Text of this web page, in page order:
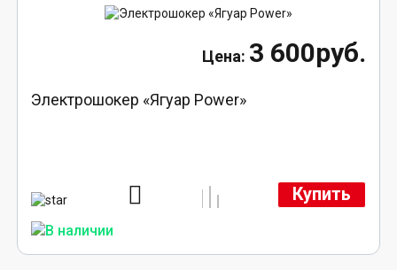
3 600руб.
Электрошокер «Ягуар Power»
Купить